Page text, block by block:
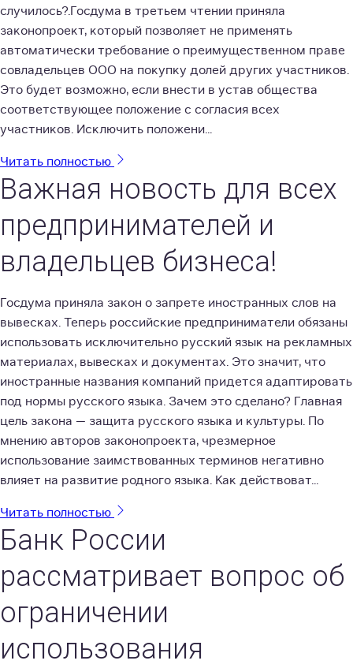
случилось?.Госдума в третьем чтении приняла
законопроект, который позволяет не применять
автоматически требование о преимущественном праве
совладельцев ООО на покупку долей других участников.
Это будет возможно, если внести в устав общества
соответствующее положение с согласия всех
участников. Исключить положени...
Читать полностью
Важная новость для всех
предпринимателей и
владельцев бизнеса!
Госдума приняла закон о запрете иностранных слов на
вывесках. Теперь российские предприниматели обязаны
использовать исключительно русский язык на рекламных
материалах, вывесках и документах. Это значит, что
иностранные названия компаний придется адаптировать
под нормы русского языка. Зачем это сделано? Главная
цель закона — защита русского языка и культуры. По
мнению авторов законопроекта, чрезмерное
использование заимствованных терминов негативно
влияет на развитие родного языка. Как действоват...
Читать полностью
Банк России
рассматривает вопрос об
ограничении
использования